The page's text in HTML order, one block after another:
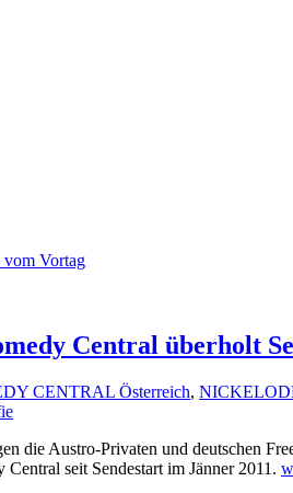
vom Vortag
Central überholt
CENTRAL Österreich,
die Austro-Privaten und deutschen
seit Sendestart im Jänner 2011.